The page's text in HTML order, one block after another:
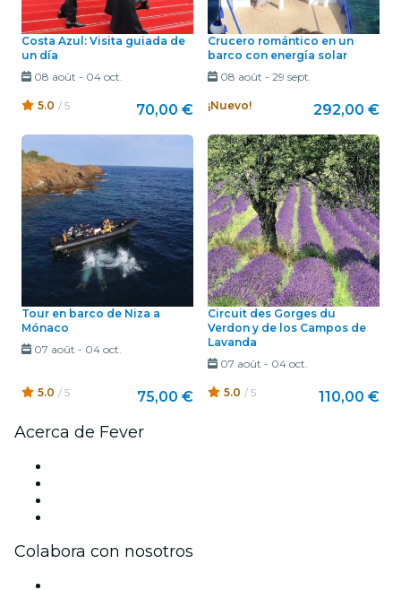
Costa Azul: Visita guiada de
un día
08 août - 04 oct.
5.0 / 5 70,00 €
Crucero romántico en un
barco con energía solar
08 août - 29 sept.
¡Nuevo! 292,00 €
Tour en barco de Niza a
Mónaco
07 août - 04 oct.
5.0 / 5 75,00 €
Circuit des Gorges du
Verdon y de los Campos de
Lavanda
07 août - 04 oct.
5.0 / 5 110,00 €
Acerca de Fever
Colabora con nosotros